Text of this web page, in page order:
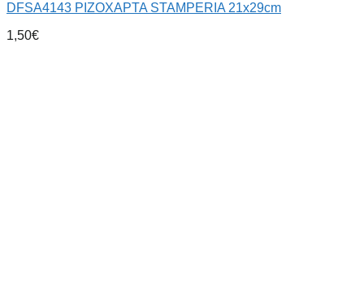
DFSA4143 ΡΙΖΟΧΑΡΤΑ STAMPERIA 21x29cm
1,50€